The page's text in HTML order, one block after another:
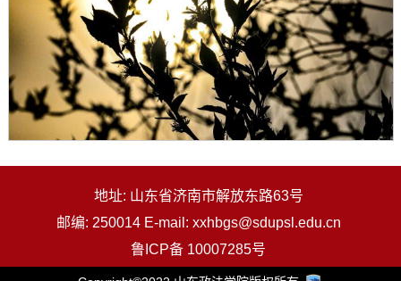
地址: 山东省济南市解放东路63号
邮编: 250014 E-mail: xxhbgs@sdupsl.edu.cn
鲁ICP备 10007285号